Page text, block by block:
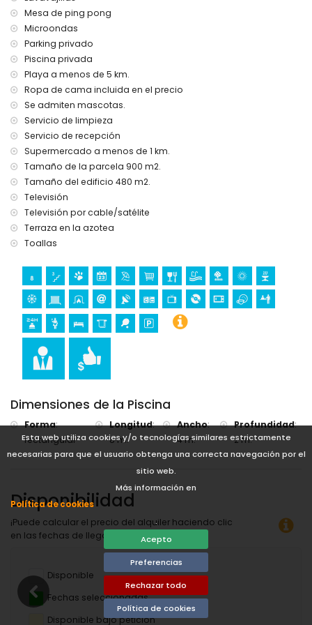
Esta web utiliza cookies y/o tecnologías similares estrictamente
necesarias para que el usuario obtenga una correcta navegación por el
sitio web.
Más información en
Política de cookies
.
Acepto
Preferencias
Rechazar todo
Política de cookies
internet (WiFi)
aspiradora y plancha con tabla de planchar
ropa de cama y toallas
servicio de recepción y servicio de emergencia 24 horas
mesa de ping-pong
calefacción central y aire acondicionado
Instalaciones y servicios con coste adicional
servicio de limpieza
cama extra y camas/cunas para niños (bajo demanda)
Deportes
tenis, golf (La Sella, Denia) y equitación (a menos de 10
kilómetros de la villa)
Mesa de ping pong
Microondas
Parking privado
Piscina privada
Playa a menos de 5 km.
Ropa de cama incluida en el precio
Se admiten mascotas.
Servicio de limpieza
Servicio de recepción
Supermercado a menos de 1 km.
Tamaño de la parcela 900 m2.
Tamaño del edificio 480 m2.
Televisión
Televisión por cable/satélite
Terraza en la azotea
Toallas
Dimensiones de la Piscina
Forma:
rectangular
Longitud:
8 m.
Ancho:
4 m.
Profundidad:
2 m.
Disponibilidad
¡Puede calcular el precio del alquiler haciendo clic
en las fechas de llegada y salida deseadas!
Disponible
Fechas seleccionadas
Disponible bajo petición